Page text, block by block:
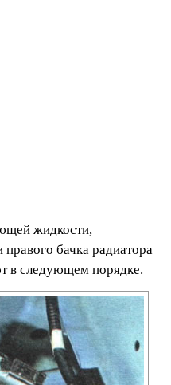
жидкости,
бачка радиатора
в следующем порядке.